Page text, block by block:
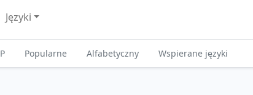
Języki
Popularne Alfabetyczny Wspierane języki